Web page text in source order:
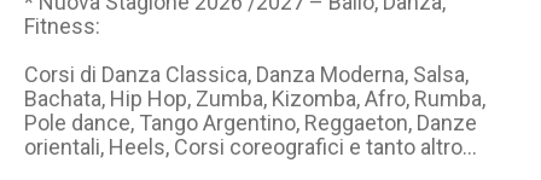
Fitness:
Corsi di Danza Classica, Danza Moderna, Salsa,
Bachata, Hip Hop, Zumba, Kizomba, Afro, Rumba,
Pole dance, Tango Argentino, Reggaeton, Danze
orientali, Heels, Corsi coreografici e tanto altro…